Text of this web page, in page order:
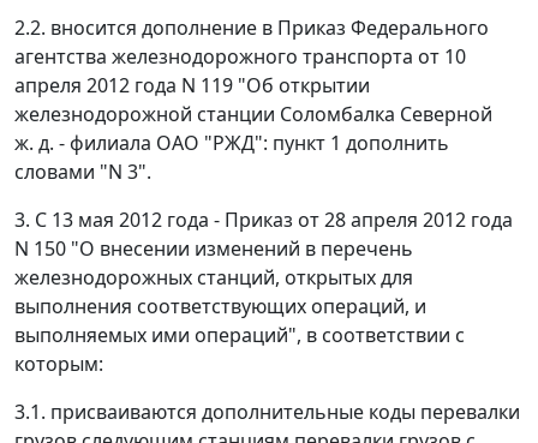
2.2. вносится дополнение в Приказ Федерального
агентства железнодорожного транспорта от 10
апреля 2012 года N 119 "Об открытии
железнодорожной станции Соломбалка Северной
ж. д. - филиала ОАО "РЖД": пункт 1 дополнить
словами "N 3".
3. С 13 мая 2012 года - Приказ от 28 апреля 2012 года
N 150 "О внесении изменений в перечень
железнодорожных станций, открытых для
выполнения соответствующих операций, и
выполняемых ими операций", в соответствии с
которым:
3.1. присваиваются дополнительные коды перевалки